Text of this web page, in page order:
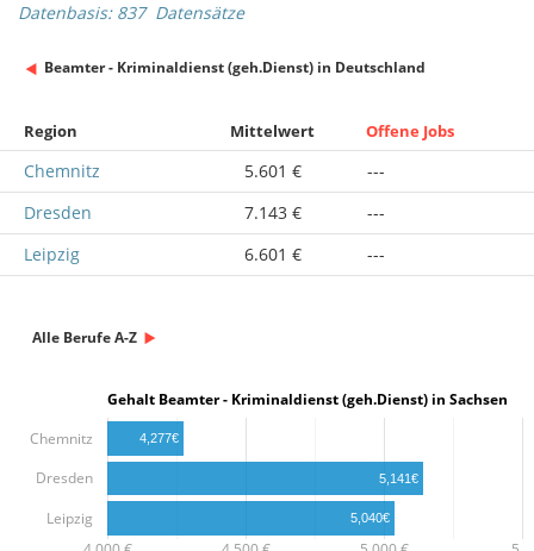
Datenbasis: 837 Datensätze
Beamter - Kriminaldienst (geh.Dienst) in Deutschland
Region Mittelwert Offene Jobs
Chemnitz 5.601 €
---
Dresden
7.143 €
---
Leipzig
6.601 € ---
Alle Berufe A-Z
Gehalt Beamter - Kriminaldienst (geh.Dienst) in Sachsen
Chemnitz
Dresden
Leipzig
4,277€
5,141€
5,040€